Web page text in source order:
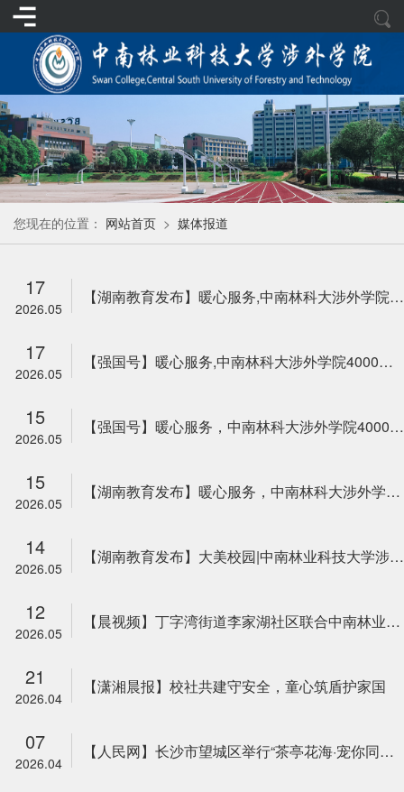
您现在的位置： 网站首页 > 媒体报道
17
2026.05
【湖南教育发布】暖心服务,中南林科大涉外学院4000余名毕业生"赶场"双选会
17
2026.05
【强国号】暖心服务,中南林科大涉外学院4000余名毕业生"赶场"双选会
15
2026.05
【强国号】暖心服务，中南林科大涉外学院4000余名毕业生“赶场”双选会
15
2026.05
【湖南教育发布】暖心服务，中南林科大涉外学院4000余名毕业生“赶场”双选会
14
2026.05
【湖南教育发布】大美校园|中南林业科技大学涉外学院：繁花满篱墙，绿意染林间
12
2026.05
【晨视频】丁字湾街道李家湖社区联合中南林业科技大学涉外学院雷锋连开展校社共建活动
21
2026.04
【潇湘晨报】校社共建守安全，童心筑盾护家国
07
2026.04
【人民网】长沙市望城区举行“茶亭花海·宠你同行”宠物嘉年华